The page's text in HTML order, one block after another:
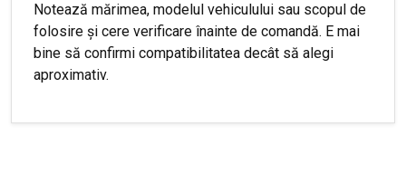
Notează mărimea, modelul vehiculului sau scopul de
folosire și cere verificare înainte de comandă. E mai
bine să confirmi compatibilitatea decât să alegi
aproximativ.